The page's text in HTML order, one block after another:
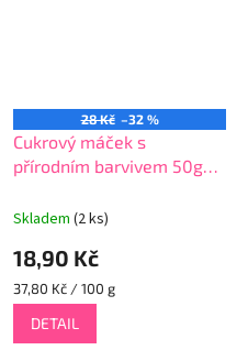
28 Kč –32 %
Cukrový máček s
přírodním barvivem 50g
Skladem (2 ks)
18,90 Kč
Měrná
cena:
37,80 Kč / 100 g
DETAIL